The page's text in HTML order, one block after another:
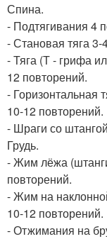
Спина.
- Подтягивания 4
- Становая тяга
- Тяга (Т - грифа
12 повторений.
- Горизонтальная
10-12 повторений.
- Шраги со
Грудь.
- Жим лёжа
повторений.
- Жим на
10-12 повторений.
- Отжимания на